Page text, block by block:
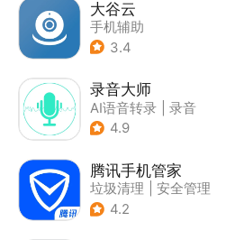
大谷云
手机辅助
3.4
录音大师
AI语音转录
录音
4.9
腾讯手机管家
垃圾清理
安全管理
4.2